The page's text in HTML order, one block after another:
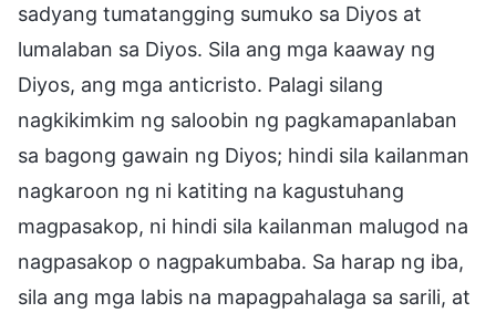
sadyang tumatangging sumuko sa Diyos at
lumalaban sa Diyos. Sila ang mga kaaway ng
Diyos, ang mga anticristo. Palagi silang
nagkikimkim ng saloobin ng pagkamapanlaban
sa bagong gawain ng Diyos; hindi sila kailanman
nagkaroon ng ni katiting na kagustuhang
magpasakop, ni hindi sila kailanman malugod na
nagpasakop o nagpakumbaba. Sa harap ng iba,
sila ang mga labis na mapagpahalaga sa sarili, at